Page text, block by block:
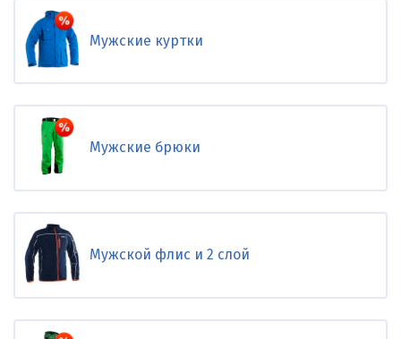
Мужские куртки
Мужские брюки
Мужской флис и 2 слой